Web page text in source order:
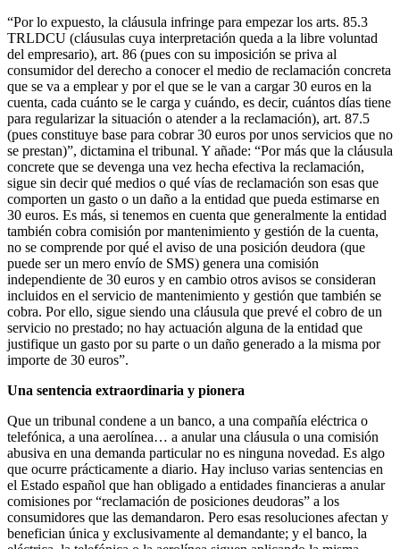
“Por lo expuesto, la cláusula infringe para empezar los arts. 85.3
TRLDCU (cláusulas cuya interpretación queda a la libre voluntad
del empresario), art. 86 (pues con su imposición se priva al
consumidor del derecho a conocer el medio de reclamación concreta
que se va a emplear y por el que se le van a cargar 30 euros en la
cuenta, cada cuánto se le carga y cuándo, es decir, cuántos días tiene
para regularizar la situación o atender a la reclamación), art. 87.5
(pues constituye base para cobrar 30 euros por unos servicios que no
se prestan)”, dictamina el tribunal. Y añade: “Por más que la cláusula
concrete que se devenga una vez hecha efectiva la reclamación,
sigue sin decir qué medios o qué vías de reclamación son esas que
comporten un gasto o un daño a la entidad que pueda estimarse en
30 euros. Es más, si tenemos en cuenta que generalmente la entidad
también cobra comisión por mantenimiento y gestión de la cuenta,
no se comprende por qué el aviso de una posición deudora (que
puede ser un mero envío de SMS) genera una comisión
independiente de 30 euros y en cambio otros avisos se consideran
incluidos en el servicio de mantenimiento y gestión que también se
cobra. Por ello, sigue siendo una cláusula que prevé el cobro de un
servicio no prestado; no hay actuación alguna de la entidad que
justifique un gasto por su parte o un daño generado a la misma por
importe de 30 euros”.
Una sentencia extraordinaria y pionera
Que un tribunal condene a un banco, a una compañía eléctrica o
telefónica, a una aerolínea… a anular una cláusula o una comisión
abusiva en una demanda particular no es ninguna novedad. Es algo
que ocurre prácticamente a diario. Hay incluso varias sentencias en
el Estado español que han obligado a entidades financieras a anular
comisiones por “reclamación de posiciones deudoras” a los
consumidores que las demandaron. Pero esas resoluciones afectan y
benefician única y exclusivamente al demandante; y el banco, la